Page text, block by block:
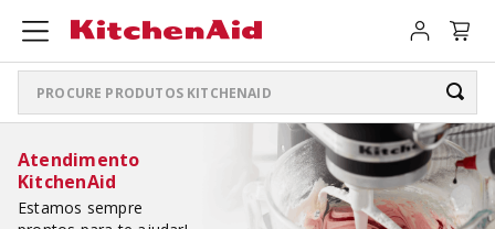
Procure produtos KitchenAid
1º ARTISAN PLUS
Atendimento
KitchenAid
Estamos sempre